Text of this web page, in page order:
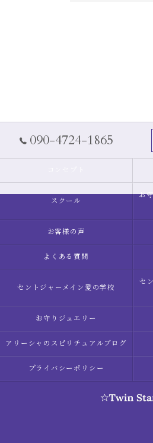
090-4724-1865
スクール
お
お客様の声
よくある質問
セントジャーメイン愛の学校
セ
お守りジュエリー
アリーシャのスピリチュアルブログ
プライバシーポリシー